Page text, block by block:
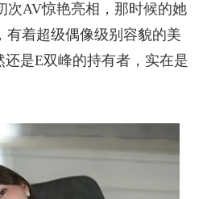
次AV惊艳亮相，那时候的她
有着超级偶像级别容貌的美
是E双峰的持有者，实在是